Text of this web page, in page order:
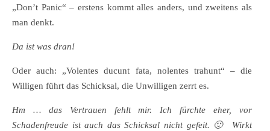
„Don’t Panic“ – erstens kommt alles anders, und zweitens als
man denkt.
Da ist was dran!
Oder auch: „Volentes ducunt fata, nolentes trahunt“ – die
Willigen führt das Schicksal, die Unwilligen zerrt es.
Hm … das Vertrauen fehlt mir. Ich fürchte eher, vor
Schadenfreude ist auch das Schicksal nicht gefeit. 🙂 Wirkt